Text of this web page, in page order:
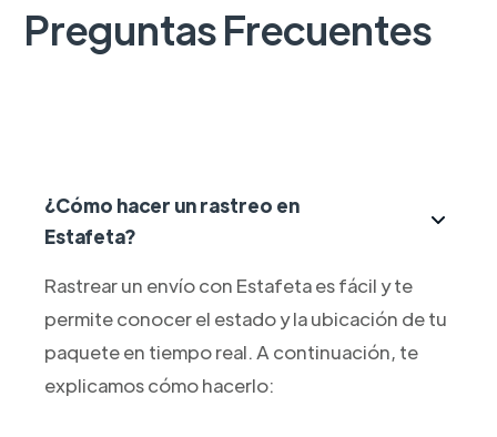
Preguntas Frecuentes
¿Cómo hacer un rastreo en
Estafeta?
Rastrear un envío con Estafeta es fácil y te
permite conocer el estado y la ubicación de tu
paquete en tiempo real. A continuación, te
explicamos cómo hacerlo: